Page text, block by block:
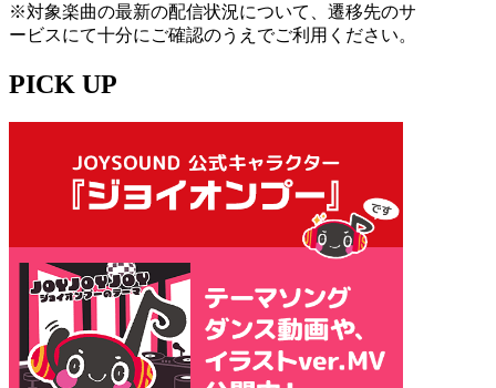
※対象楽曲の最新の配信状況について、遷移先のサ
ービスにて十分にご確認のうえでご利用ください。
PICK UP